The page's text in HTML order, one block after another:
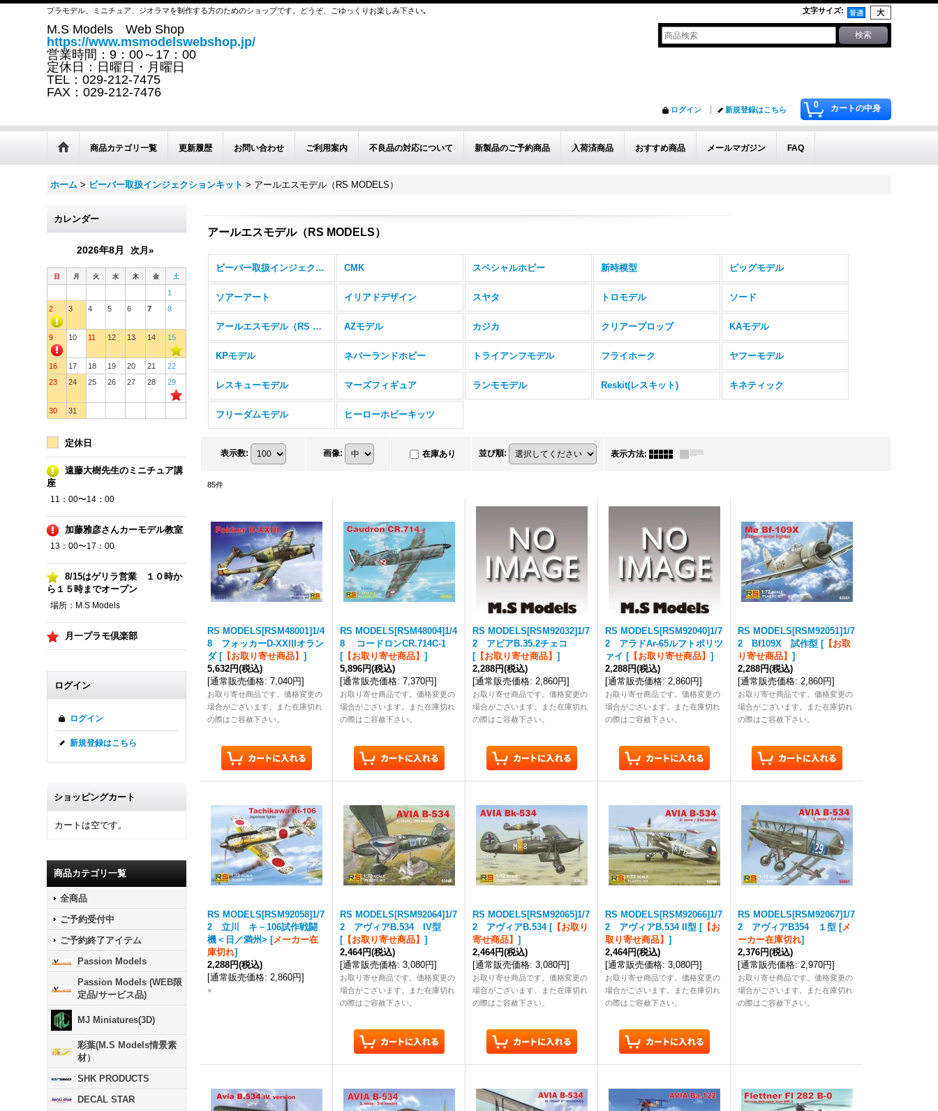
プラモデル、ミニチュア、ジオラマを制作する方のためのショップです。どうぞ、ごゆっくりお楽しみ下さい｡ 文字サイズ:
M.S Models Web Shop
https://www.msmodelswebshop.jp/
営業時間：9：00～17：00
定休日：日曜日・月曜日
TEL：029-212-7475
FAX：029-212-7476
0 カートの中身
ログイン 新規登録はこちら
商品カテゴリ一覧 更新履歴 お問い合わせ ご利用案内 不良品の対応について 新製品のご予約商品 入荷済商品 おすすめ商品 メールマガジン FAQ
ホーム > ビーバー取扱インジェクションキット > アールエスモデル（RS MODELS）
カレンダー
2026年8月 次月»
日 月 火 水 木 金 土
1
2
3 4 5 6 7 8
9 10 11 12 13 14 15
16 17 18 19 20 21
22
23
24 25 26 27 28 29
30 31
定休日
遠藤大樹先生のミニチュア講
座
11：00〜14：00
加藤雅彦さんカーモデル教室
13：00〜17：00
8/15はゲリラ営業 １０時か
ら１５時までオープン
場所：M.S Models
月一プラモ倶楽部
ログイン
ログイン
新規登録はこちら
ショッピングカート
カートは空です。
商品カテゴリ一覧
全商品
ご予約受付中
ご予約終了アイテム
Passion Models
Passion Models (WEB限
定品/サービス品)
MJ Miniatures(3D)
彩葉(M.S Models情景素
材）
SHK PRODUCTS
DECAL STAR
アールエスモデル（RS MODELS）
ビーバー取扱インジェクションキット (全商品) CMK スペシャルホビー 新時模型 ピッグモデル
ソアーアート イリアドデザイン スヤタ トロモデル ソード
アールエスモデル（RS MODELS） AZモデル カジカ クリアープロップ KAモデル
KPモデル ネバーランドホビー トライアンフモデル フライホーク ヤフーモデル
レスキューモデル マーズフィギュア ランモモデル Reskit(レスキット) キネティック
フリーダムモデル ヒーローホビーキッツ
表示数: 画像: 在庫あり 並び順: 表示方法:
85件
RS MODELS[RSM48001]1/4
8 フォッカーD-XXIIIオラン
ダ [【お取り寄せ商品】]
5,632円(税込)
[通常販売価格: 7,040円]
お取り寄せ商品です。価格変更の
場合がございます。また在庫切れ
の際はご容赦下さい。
RS MODELS[RSM48004]1/4
8 コードロンCR.714C-1
[【お取り寄せ商品】]
5,896円(税込)
[通常販売価格: 7,370円]
お取り寄せ商品です。価格変更の
場合がございます。また在庫切れ
の際はご容赦下さい。
RS MODELS[RSM92032]1/7
2 アビアB.35.2チェコ
[【お取り寄せ商品】]
2,288円(税込)
[通常販売価格: 2,860円]
お取り寄せ商品です。価格変更の
場合がございます。また在庫切れ
の際はご容赦下さい。
RS MODELS[RSM92040]1/7
2 アラドAr-65ルフトポリツ
ァイ [【お取り寄せ商品】]
2,288円(税込)
[通常販売価格: 2,860円]
お取り寄せ商品です。価格変更の
場合がございます。また在庫切れ
の際はご容赦下さい。
RS MODELS[RSM92051]1/7
2 Bf109X 試作型 [【お取
り寄せ商品】]
2,288円(税込)
[通常販売価格: 2,860円]
お取り寄せ商品です。価格変更の
場合がございます。また在庫切れ
の際はご容赦下さい。
RS MODELS[RSM92058]1/7
2 立川 キ－106試作戦闘
機＜日／満州> [メーカー在
庫切れ]
2,288円(税込)
[通常販売価格: 2,860円]
×
RS MODELS[RSM92064]1/7
2 アヴィアB.534 IV型
[【お取り寄せ商品】]
2,464円(税込)
[通常販売価格: 3,080円]
お取り寄せ商品です。価格変更の
場合がございます。また在庫切れ
の際はご容赦下さい。
RS MODELS[RSM92065]1/7
2 アヴィアB.534 [【お取り
寄せ商品】]
2,464円(税込)
[通常販売価格: 3,080円]
お取り寄せ商品です。価格変更の
場合がございます。また在庫切れ
の際はご容赦下さい。
RS MODELS[RSM92066]1/7
2 アヴィアB.534 II型 [【お
取り寄せ商品】]
2,464円(税込)
[通常販売価格: 3,080円]
お取り寄せ商品です。価格変更の
場合がございます。また在庫切れ
の際はご容赦下さい。
RS MODELS[RSM92067]1/7
2 アヴィアB354 １型 [メ
ーカー在庫切れ]
2,376円(税込)
[通常販売価格: 2,970円]
お取り寄せ商品です。価格変更の
場合がございます。また在庫切れ
の際はご容赦下さい。